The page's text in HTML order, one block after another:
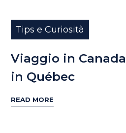
Tips e Curiosità
Viaggio in
in Québec
READ MORE